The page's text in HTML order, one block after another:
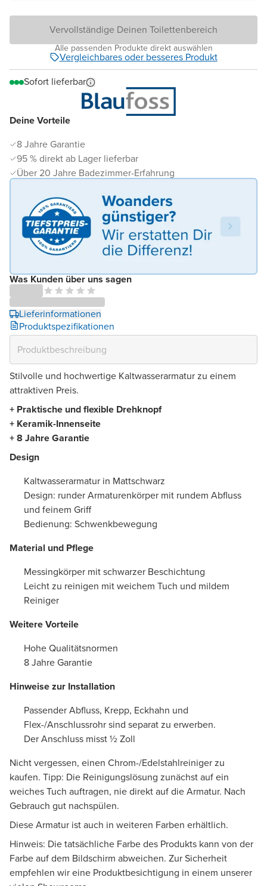
Deine Vorteile
8 Jahre Garantie
95 % direkt ab Lager lieferbar
Über 20 Jahre Badezimmer-Erfahrung
Was Kunden über uns sagen
Lieferinformationen
Produktspezifikationen
Vervollständige Deinen Toilettenbereich
Alle passenden Produkte direkt auswählen
Vergleichbares oder besseres Produkt
Sofort lieferbar
Stilvolle und hochwertige Kaltwasserarmatur zu einem
attraktiven Preis.
+ Praktische und flexible Drehknopf
+ Keramik-Innenseite
+ 8 Jahre Garantie
Design
Kaltwasserarmatur in Mattschwarz
Design: runder Armaturenkörper mit rundem Abfluss
und feinem Griff
Bedienung: Schwenkbewegung
Material und Pflege
Messingkörper mit schwarzer Beschichtung
Leicht zu reinigen mit weichem Tuch und mildem
Reiniger
Weitere Vorteile
Hohe Qualitätsnormen
8 Jahre Garantie
Hinweise zur Installation
Passender Abfluss, Krepp, Eckhahn und
Flex-/Anschlussrohr sind separat zu erwerben.
Der Anschluss misst ½ Zoll
Nicht vergessen, einen Chrom-/Edelstahlreiniger zu
kaufen. Tipp: Die Reinigungslösung zunächst auf ein
weiches Tuch auftragen, nie direkt auf die Armatur. Nach
Gebrauch gut nachspülen.
Diese Armatur ist auch in weiteren Farben erhältlich.
Hinweis: Die tatsächliche Farbe des Produkts kann von der
Farbe auf dem Bildschirm abweichen. Zur Sicherheit
empfehlen wir eine Produktbesichtigung in einem unserer